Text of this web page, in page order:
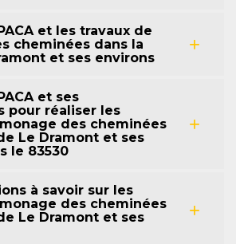
et les travaux de
cheminées dans la
et ses environs
et ses
pour réaliser les
des cheminées
Le Dramont et ses
le 83530
à savoir sur les
des cheminées
Le Dramont et ses